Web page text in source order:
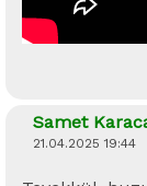
Samet
21.04.2025 19:44